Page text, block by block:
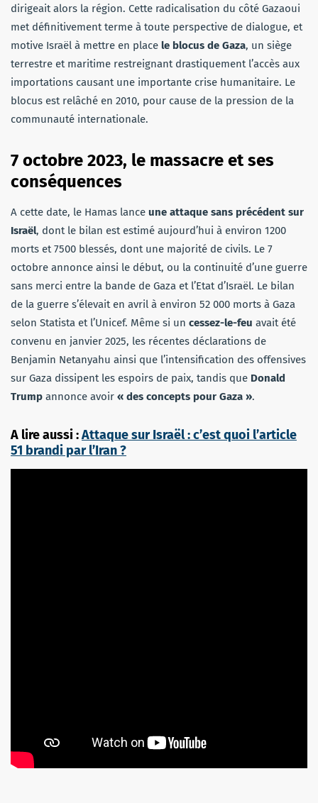
dirigeait alors la région. Cette radicalisation du côté Gazaoui
met définitivement terme à toute perspective de dialogue, et
motive Israël à mettre en place le blocus de Gaza, un siège
terrestre et maritime restreignant drastiquement l’accès aux
importations causant une importante crise humanitaire. Le
blocus est relâché en 2010, pour cause de la pression de la
communauté internationale.
7 octobre 2023, le massacre et ses
conséquences
A cette date, le Hamas lance une attaque sans précédent sur
Israël, dont le bilan est estimé aujourd’hui à environ 1200
morts et 7500 blessés, dont une majorité de civils. Le 7
octobre annonce ainsi le début, ou la continuité d’une guerre
sans merci entre la bande de Gaza et l’Etat d’Israël. Le bilan
de la guerre s’élevait en avril à environ 52 000 morts à Gaza
selon Statista et l’Unicef. Même si un cessez-le-feu avait été
convenu en janvier 2025, les récentes déclarations de
Benjamin Netanyahu ainsi que l’intensification des offensives
sur Gaza dissipent les espoirs de paix, tandis que Donald
Trump annonce avoir « des concepts pour Gaza ».
A lire aussi :Attaque sur Israël : c’est quoi l’article
51 brandi par l’Iran ?